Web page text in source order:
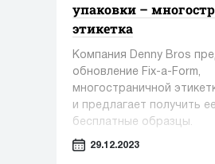
упаковки –
этикетка
Компания Denny Bros
обновление Fix-a-Form,
многостраничной
и предлагает получить ее
бесплатные образцы.
29.12.2023